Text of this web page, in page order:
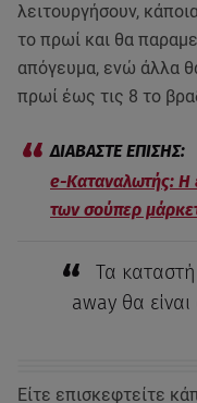
λειτουργήσουν,
το πρωί και θα
απόγευμα, ενώ άλλα
πρωί έως τις 8 το
e-Kαταναλωτής: Η
των σούπερ
Τα
away θα
Είτε επισκεφτείτε